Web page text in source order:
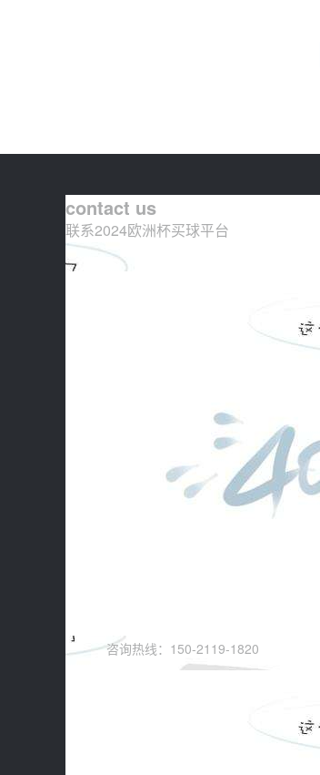
contact us
联系2024欧洲杯买球平台
咨询热线：150-2119-1820